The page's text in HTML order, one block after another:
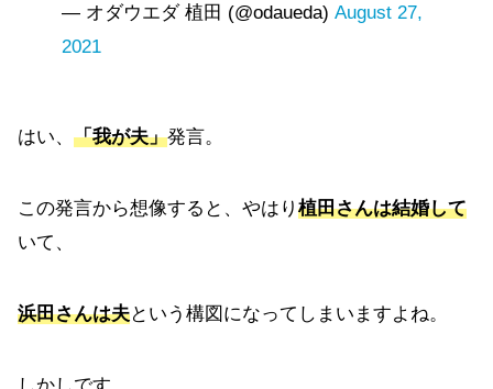
— オダウエダ 植田 (@odaueda) August 27,
2021
はい、 「我が夫」発言。
この発言から想像すると、やはり 植田さんは結婚して
いて、
浜田さんは夫という構図になってしまいますよね。